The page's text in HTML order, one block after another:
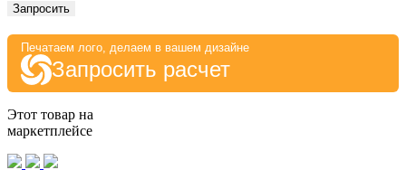
Запросить
Печатаем лого, делаем в вашем дизайне
Запросить расчет
Этот товар на
маркетплейсе